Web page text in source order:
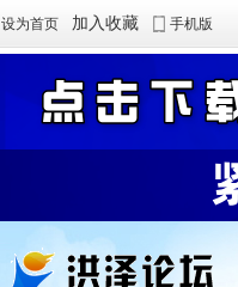
设为首页 加入收藏 手机版